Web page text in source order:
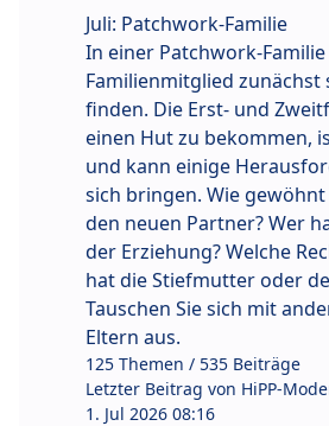
Juli: Patchwork-Familie
In einer Patchwork-
Familienmitglied zunächst
finden. Die Erst- und
einen Hut zu bekommen,
und kann einige
sich bringen. Wie
den neuen Partner? Wer
der Erziehung? Welche
hat die Stiefmutter oder
Tauschen Sie sich mit
Eltern aus.
125 Themen / 535 Beiträge
Letzter Beitrag von HiPP-
1. Jul 2026 08:16